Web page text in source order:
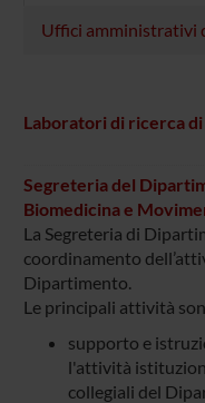
Uffici amministrativi
Laboratori di ricerca
Segreteria del
Biomedicina e
La Segreteria di
coordinamento
Dipartimento.
Le principali attività
supporto e
l'attività
collegiali del